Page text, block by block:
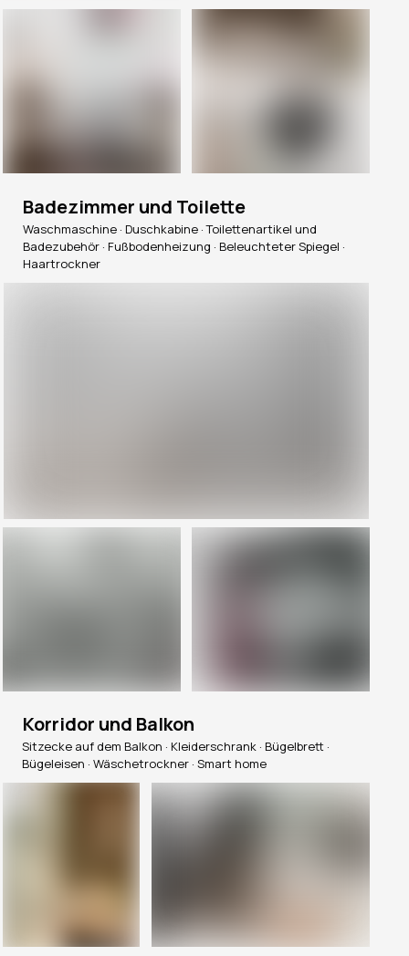
Sitzecke auf dem Balkon · Kleiderschrank · Bügelbrett ·
Bügeleisen · Wäschetrockner · Smart home
Waschmaschine · Duschkabine · Toilettenartikel und
Badezubehör · Fußbodenheizung · Beleuchteter Spiegel ·
Haartrockner
Korridor und Balkon
Badezimmer und Toilette